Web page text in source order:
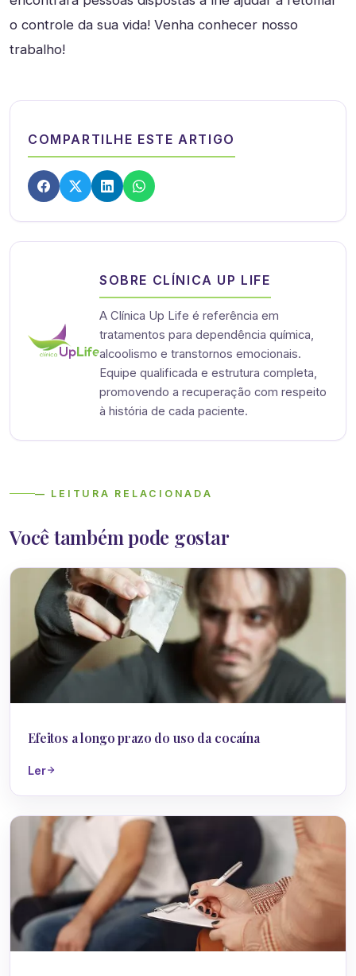
o controle da sua vida! Venha conhecer nosso
trabalho!
COMPARTILHE ESTE ARTIGO
SOBRE CLÍNICA UP LIFE
A Clínica Up Life é referência em
tratamentos para dependência química,
alcoolismo e transtornos emocionais.
Equipe qualificada e estrutura completa,
promovendo a recuperação com respeito
à história de cada paciente.
— LEITURA RELACIONADA
Você também pode gostar
Efeitos a longo prazo do uso da cocaína
Ler